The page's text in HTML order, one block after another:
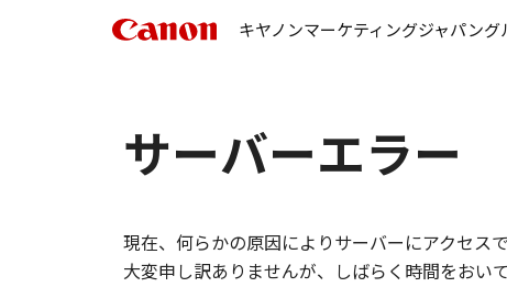
キヤノンマーケティングジャパング
サーバーエラー
現在、何らかの原因によりサーバーにアクセス
大変申し訳ありませんが、しばらく時間をおい